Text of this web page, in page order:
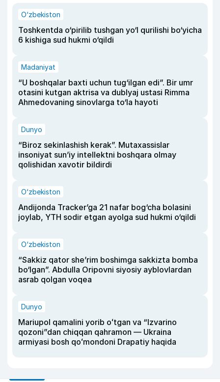
O‘zbekiston
Toshkentda o‘pirilib tushgan yo‘l qurilishi bo‘yicha
6 kishiga sud hukmi o‘qildi
Madaniyat
“U boshqalar baxti uchun tug‘ilgan edi”. Bir umr
otasini kutgan aktrisa va dublyaj ustasi Rimma
Ahmedovaning sinovlarga to‘la hayoti
Dunyo
“Biroz sekinlashish kerak”. Mutaxassislar
insoniyat sun’iy intellektni boshqara olmay
qolishidan xavotir bildirdi
O‘zbekiston
Andijonda Tracker’ga 21 nafar bog‘cha bolasini
joylab, YTH sodir etgan ayolga sud hukmi o‘qildi
O‘zbekiston
“Sakkiz qator she’rim boshimga sakkizta bomba
bo‘lgan”. Abdulla Oripovni siyosiy ayblovlardan
asrab qolgan voqea
Dunyo
Mariupol qamalini yorib oʻtgan va “Izvarino
qozoni”dan chiqqan qahramon — Ukraina
armiyasi bosh qoʻmondoni Drapatiy haqida